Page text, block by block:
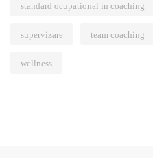
standard ocupational in coaching
supervizare team coaching
wellness